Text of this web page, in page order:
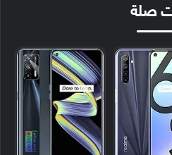
صلة